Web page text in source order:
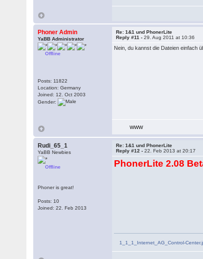
Phoner Admin
YaBB Administrator
Offline
Posts: 11822
Location: Germany
Joined: 12. Oct 2003
Gender:
Re: 1&1 und PhonerLite
Reply #11 -29. Aug 2011 at 10:36
Nein, du kannst die Dateien einfach
WWW
Rudi_65_1
YaBB Newbies
Offline
Phoner is great!
Posts: 10
Joined: 22. Feb 2013
Re: 1&1 und PhonerLite
Reply #12 -22. Feb 2013 at 20:17
PhonerLite 2.08
1_1_1_Internet_AG_Control-